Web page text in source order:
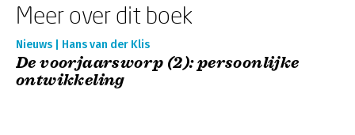
Meer over dit boek
Nieuws | Hans van der Klis
De voorjaarsworp (2): persoonlijke
ontwikkeling